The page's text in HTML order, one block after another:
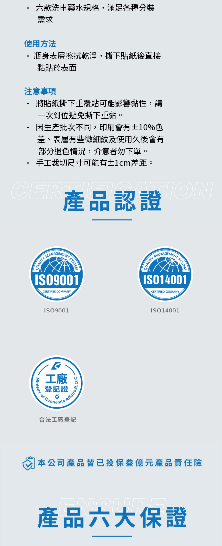
· 六款洗車藥水規格，滿足各種分裝
需求
使用方法
· 瓶身表層擦拭乾淨，撕下貼紙後直接
黏貼於表面
注意事項
· 將貼紙撕下重覆貼可能影響黏性，請
一次到位避免撕下重黏。
· 因生產批次不同，印刷會有±10%色
差、表層有些微細紋及使用久後會有
部分退色情況，介意者勿下單。
· 手工裁切尺寸可能有±1cm差距。